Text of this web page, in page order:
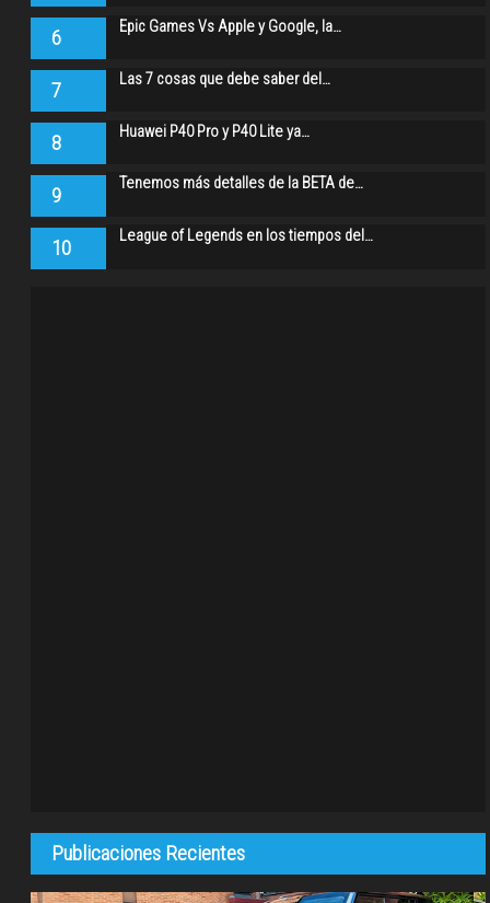
6 Epic Games Vs Apple y Google, la…
7 Las 7 cosas que debe saber del…
8 Huawei P40 Pro y P40 Lite ya…
9 Tenemos más detalles de la BETA de…
10 League of Legends en los tiempos del…
Publicaciones Recientes